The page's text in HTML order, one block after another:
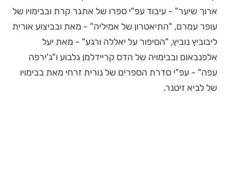
ארוך שיער" - עיבוד עפ"י ספרו של אתגר קרת ובבימויו של
עופר עמרם, "התיאטרון של אמיליה" - מאת ובביצוע אורית
ליבוביץ נוביץ, "הסיפור על יאללה ורגע" - מאת יעל
אלפנבאום ובבימויה של הדס קריידלמן גלבוע ו"ג'ירפה
עפה" - עפ"י סדרת הספרים של נורית זרחי מאת בבימויו
של לביא זיטנר.